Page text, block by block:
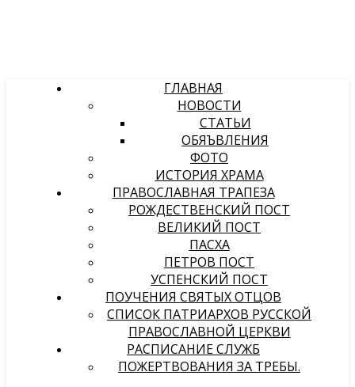
ГЛАВНАЯ
НОВОСТИ
СТАТЬИ
ОБЯЪВЛЕНИЯ
ФОТО
ИСТОРИЯ ХРАМА
ПРАВОСЛАВНАЯ ТРАПЕЗА
РОЖДЕСТВЕНСКИЙ ПОСТ
ВЕЛИКИЙ ПОСТ
ПАСХА
ПЕТРОВ ПОСТ
УСПЕНСКИЙ ПОСТ
ПОУЧЕНИЯ СВЯТЫХ ОТЦОВ
СПИСОК ПАТРИАРХОВ РУССКОЙ
ПРАВОСЛАВНОЙ ЦЕРКВИ
РАСПИСАНИЕ СЛУЖБ
ПОЖЕРТВОВАНИЯ ЗА ТРЕБЫ.